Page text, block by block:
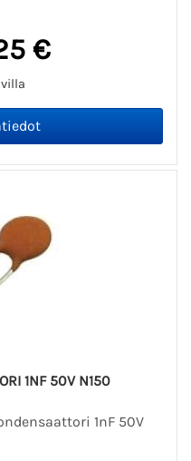
€
1NF 50V N150
1nF 50V